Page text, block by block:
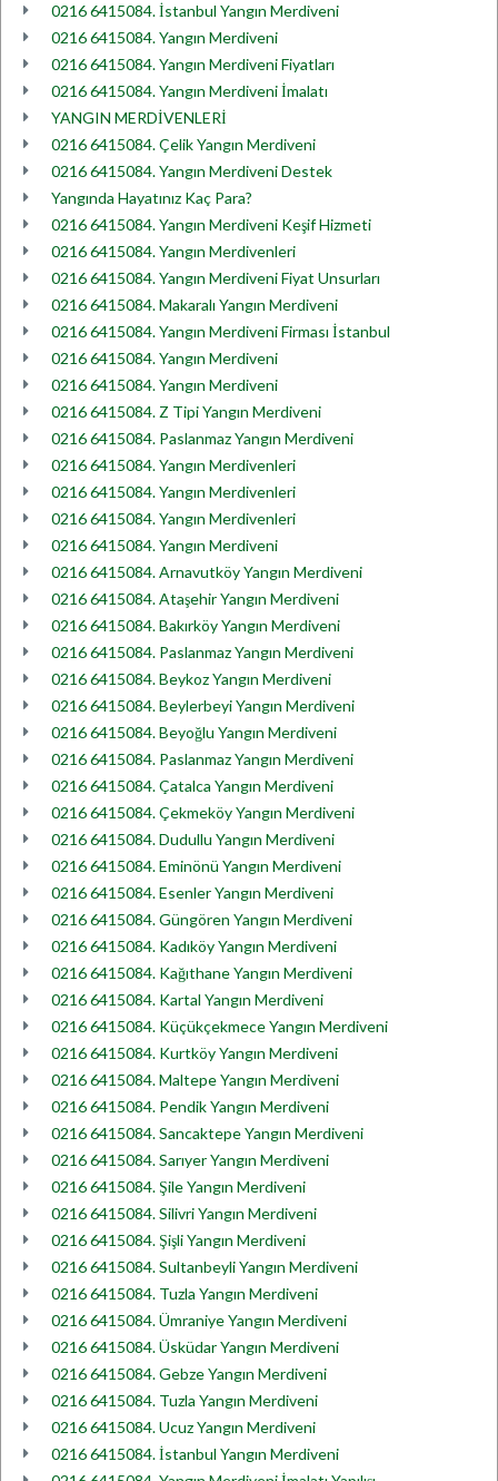
0216 6415084. İstanbul Yangın Merdiveni
0216 6415084. Yangın Merdiveni
0216 6415084. Yangın Merdiveni Fiyatları
0216 6415084. Yangın Merdiveni İmalatı
YANGIN MERDİVENLERİ
0216 6415084. Çelik Yangın Merdiveni
0216 6415084. Yangın Merdiveni Destek
Yangında Hayatınız Kaç Para?
0216 6415084. Yangın Merdiveni Keşif Hizmeti
0216 6415084. Yangın Merdivenleri
0216 6415084. Yangın Merdiveni Fiyat Unsurları
0216 6415084. Makaralı Yangın Merdiveni
0216 6415084. Yangın Merdiveni Firması İstanbul
0216 6415084. Yangın Merdiveni
0216 6415084. Yangın Merdiveni
0216 6415084. Z Tipi Yangın Merdiveni
0216 6415084. Paslanmaz Yangın Merdiveni
0216 6415084. Yangın Merdivenleri
0216 6415084. Yangın Merdivenleri
0216 6415084. Yangın Merdivenleri
0216 6415084. Yangın Merdiveni
0216 6415084. Arnavutköy Yangın Merdiveni
0216 6415084. Ataşehir Yangın Merdiveni
0216 6415084. Bakırköy Yangın Merdiveni
0216 6415084. Paslanmaz Yangın Merdiveni
0216 6415084. Beykoz Yangın Merdiveni
0216 6415084. Beylerbeyi Yangın Merdiveni
0216 6415084. Beyoğlu Yangın Merdiveni
0216 6415084. Paslanmaz Yangın Merdiveni
0216 6415084. Çatalca Yangın Merdiveni
0216 6415084. Çekmeköy Yangın Merdiveni
0216 6415084. Dudullu Yangın Merdiveni
0216 6415084. Eminönü Yangın Merdiveni
0216 6415084. Esenler Yangın Merdiveni
0216 6415084. Güngören Yangın Merdiveni
0216 6415084. Kadıköy Yangın Merdiveni
0216 6415084. Kağıthane Yangın Merdiveni
0216 6415084. Kartal Yangın Merdiveni
0216 6415084. Küçükçekmece Yangın Merdiveni
0216 6415084. Kurtköy Yangın Merdiveni
0216 6415084. Maltepe Yangın Merdiveni
0216 6415084. Pendik Yangın Merdiveni
0216 6415084. Sancaktepe Yangın Merdiveni
0216 6415084. Sarıyer Yangın Merdiveni
0216 6415084. Şile Yangın Merdiveni
0216 6415084. Silivri Yangın Merdiveni
0216 6415084. Şişli Yangın Merdiveni
0216 6415084. Sultanbeyli Yangın Merdiveni
0216 6415084. Tuzla Yangın Merdiveni
0216 6415084. Ümraniye Yangın Merdiveni
0216 6415084. Üsküdar Yangın Merdiveni
0216 6415084. Gebze Yangın Merdiveni
0216 6415084. Tuzla Yangın Merdiveni
0216 6415084. Ucuz Yangın Merdiveni
0216 6415084. İstanbul Yangın Merdiveni